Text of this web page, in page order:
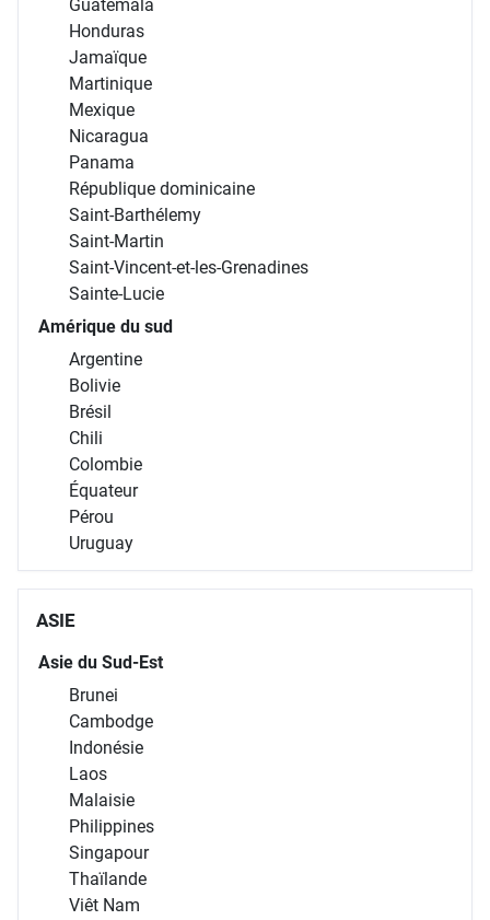
Guatemala
Honduras
Jamaïque
Martinique
Mexique
Nicaragua
Panama
République dominicaine
Saint-Barthélemy
Saint-Martin
Saint-Vincent-et-les-Grenadines
Sainte-Lucie
Amérique du sud
Argentine
Bolivie
Brésil
Chili
Colombie
Équateur
Pérou
Uruguay
ASIE
Asie du Sud-Est
Brunei
Cambodge
Indonésie
Laos
Malaisie
Philippines
Singapour
Thaïlande
Viêt Nam